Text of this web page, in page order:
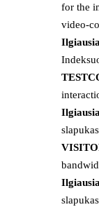
for the
video-
slapukas
slapukas